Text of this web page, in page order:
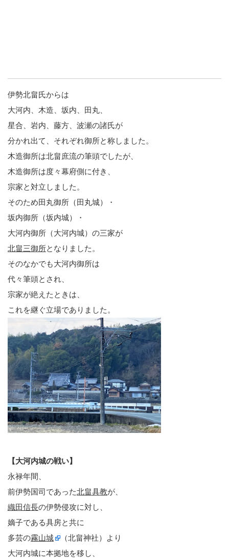
伊勢北畠氏からは
大河内、木造、坂内、田丸、
星合、岩内、藤方、波瀬の諸氏が
分かれ出て、それぞれ御所と称しました。
木造御所は北畠庶流の筆頭でしたが、
木造御所は度々幕府側に付き、
宗家と対立しました。
そのため田丸御所（田丸城）・
坂内御所（坂内城）・
大河内御所（大河内城）の三家が
北畠三御所となりました。
そのなかでも大河内御所は
代々筆頭とされ、
宗家が絶えたときは、
これを継ぐ立場でありました。
【大河内城の戦い】
永禄年間、
前伊勢国司であった北畠具教が、
織田信長の伊勢侵攻に対し、
嫡子である具房と共に
多芸の霧山城
（北畠神社）より
大河内城に本拠地を移し、